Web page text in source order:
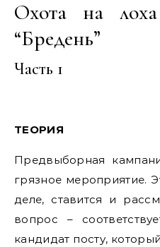
Охота на
“Бредень”
Часть 1
ТЕОРИЯ
Предвыборная
грязное мероприятие.
деле, ставится и
вопрос –
кандидат посту,